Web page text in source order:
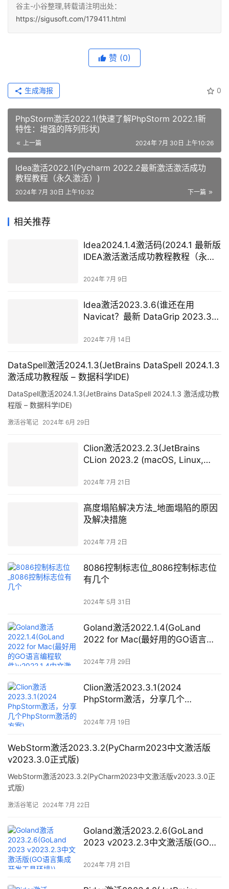
谷主-小谷整理,转载请注明出处：
https://sigusoft.com/179411.html
赞 (0)
0
生成海报
PhpStorm激活2022.1(快速了解PhpStorm 2022.1新
特性：增强的阵列形状)
上一篇 2024年 7月 30日 上午10:26
Idea激活2022.1(Pycharm 2022.2最新激活激活成功
教程教程（永久激活）)
下一篇
2024年 7月 30日 上午10:32
相关推荐
Idea2024.1.4激活码(2024.1 最新版
IDEA激活激活成功教程教程（永久
2024年 7月 9日
Idea激活2023.3.6(谁还在用
Navicat？最新 DataGrip 2023.3
码))
2024年 7月 14日
DataSpell激活2024.1.3(JetBrains DataSpell 2024.1.3
激活成功教程版 – 数据科学IDE)
DataSpell激活2024.1.3(JetBrains DataSpell 2024.1.3 激活成功教
程版 – 数据科学IDE)
激活谷笔记 2024年 6月 29日
Clion激活2023.2.3(JetBrains
CLion 2023.2 (macOS, Linux,
IDE)
2024年 7月 21日
高度塌陷解决方法_地面塌陷的原因
及解决措施
2024年 7月 2日
8086控制标志位_8086控制标志位
有几个
2024年 5月 31日
Goland激活2022.1.4(GoLand
2022 for Mac(最好用的GO语言编
2024年 7月 29日
Clion激活2023.3.1(2024
PhpStorm激活，分享几个
2024年 7月 19日
WebStorm激活2023.3.2(PyCharm2023中文激活版
v2023.3.0正式版)
WebStorm激活2023.3.2(PyCharm2023中文激活版v2023.3.0正
式版)
激活谷笔记 2024年 7月 22日
Goland激活2023.2.6(GoLand
2023 v2023.2.3中文激活版(GO语
2024年 7月 21日